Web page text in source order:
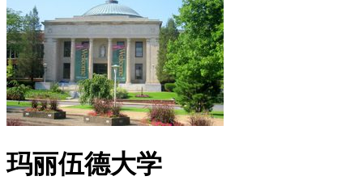
玛丽伍德大学